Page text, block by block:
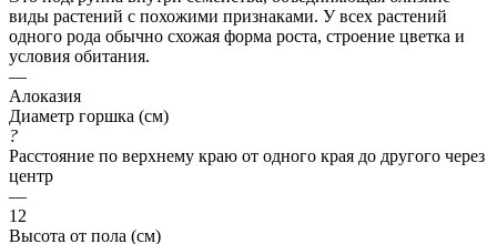
виды растений с похожими признаками. У всех растений
одного рода обычно схожая форма роста, строение цветка и
условия обитания.
—
Алоказия
Диаметр горшка (см)
?
Расстояние по верхнему краю от одного края до другого через
центр
—
12
Высота от пола (см)